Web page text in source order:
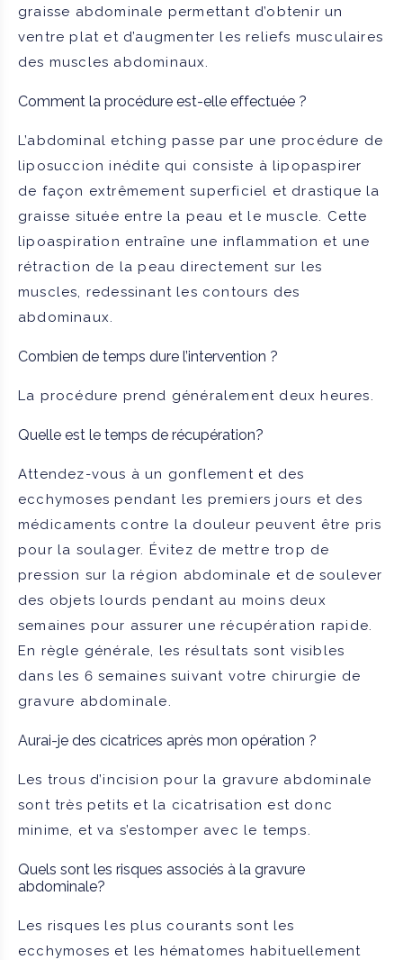
graisse abdominale permettant d’obtenir un
ventre plat et d’augmenter les reliefs musculaires
des muscles abdominaux.
Comment la procédure est-elle effectuée ?
L’abdominal etching passe par une procédure de
liposuccion inédite qui consiste à lipopaspirer
de façon extrêmement superficiel et drastique la
graisse située entre la peau et le muscle. Cette
lipoaspiration entraîne une inflammation et une
rétraction de la peau directement sur les
muscles, redessinant les contours des
abdominaux.
Combien de temps dure l’intervention ?
La procédure prend généralement deux heures.
Quelle est le temps de récupération?
Attendez-vous à un gonflement et des
ecchymoses pendant les premiers jours et des
médicaments contre la douleur peuvent être pris
pour la soulager. Évitez de mettre trop de
pression sur la région abdominale et de soulever
des objets lourds pendant au moins deux
semaines pour assurer une récupération rapide.
En règle générale, les résultats sont visibles
dans les 6 semaines suivant votre chirurgie de
gravure abdominale.
Aurai-je des cicatrices après mon opération ?
Les trous d’incision pour la gravure abdominale
sont très petits et la cicatrisation est donc
minime, et va s’estomper avec le temps.
Quels sont les risques associés à la gravure
abdominale?
Les risques les plus courants sont les
ecchymoses et les hématomes habituellement